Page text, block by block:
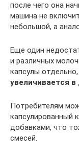
после чего она
машина не
небольшой, а
Еще один
и различных
капсулы
увеличивается в
Потребителям
капсулированный
добавками, что
смесей.